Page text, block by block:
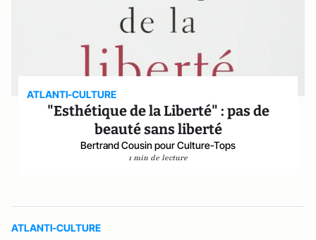
ATLANTI-CULTURE
"Esthétique de la Liberté" : pas de
beauté sans liberté
Bertrand Cousin pour Culture-Tops
1 min de lecture
ATLANTI-CULTURE